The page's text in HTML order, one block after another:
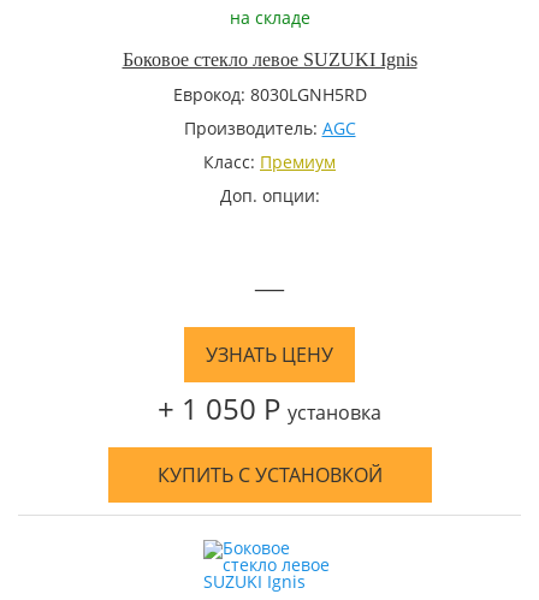
на складе
Боковое стекло левое SUZUKI Ignis
Еврокод: 8030LGNH5RD
Производитель: AGC
Класс: Премиум
Доп. опции:
—
УЗНАТЬ ЦЕНУ
+ 1 050 Р установка
КУПИТЬ С УСТАНОВКОЙ